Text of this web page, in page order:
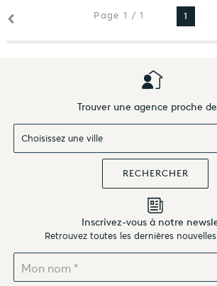
Page 1 / 1 1
Trouver une agence proche
Choisissez une ville
Inscrivez-vous à notre
Retrouvez toutes les dernières